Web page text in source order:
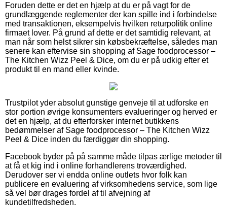
Foruden dette er det en hjælp at du er på vagt for de
grundlæggende reglementer der kan spille ind i forbindelse
med transaktionen, eksempelvis hvilken returpolitik online
firmaet lover. På grund af dette er det samtidig relevant, at
man når som helst sikrer sin købsbekræftelse, således man
senere kan eftervise sin shopping af Sage foodprocessor –
The Kitchen Wizz Peel & Dice, om du er på udkig efter et
produkt til en mand eller kvinde.
Trustpilot yder absolut gunstige genveje til at udforske en
stor portion øvrige konsumenters evalueringer og herved er
det en hjælp, at du efterforsker internet butikkens
bedømmelser af Sage foodprocessor – The Kitchen Wizz
Peel & Dice inden du færdiggør din shopping.
Facebook byder på på samme måde tilpas ærlige metoder til
at få et kig ind i online forhandlerens troværdighed.
Derudover ser vi endda online outlets hvor folk kan
publicere en evaluering af virksomhedens service, som lige
så vel bør drages fordel af til afvejning af
kundetilfredsheden.